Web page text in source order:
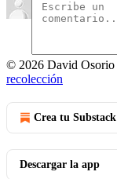
© 2026 David Osorio
recolección
Crea tu Substack
Descargar la app